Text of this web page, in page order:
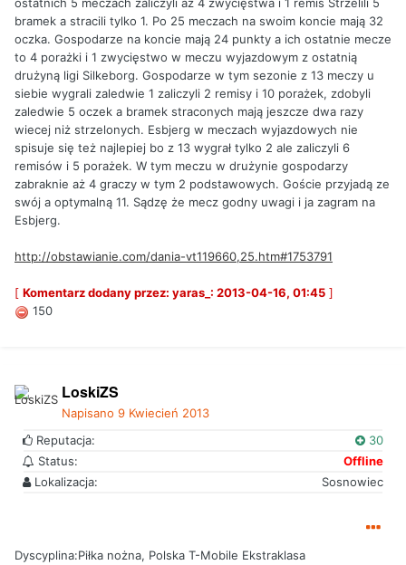
ostatnich 5 meczach zaliczyli aż 4 zwycięstwa i 1 remis Strzelili 5
bramek a stracili tylko 1. Po 25 meczach na swoim koncie mają 32
oczka. Gospodarze na koncie mają 24 punkty a ich ostatnie mecze
to 4 porażki i 1 zwycięstwo w meczu wyjazdowym z ostatnią
drużyną ligi Silkeborg. Gospodarze w tym sezonie z 13 meczy u
siebie wygrali zaledwie 1 zaliczyli 2 remisy i 10 porażek, zdobyli
zaledwie 5 oczek a bramek straconych mają jeszcze dwa razy
wiecej niż strzelonych. Esbjerg w meczach wyjazdowych nie
spisuje się też najlepiej bo z 13 wygrał tylko 2 ale zaliczyli 6
remisów i 5 porażek. W tym meczu w drużynie gospodarzy
zabraknie aż 4 graczy w tym 2 podstawowych. Goście przyjadą ze
swój a optymalną 11. Sądzę że mecz godny uwagi i ja zagram na
Esbjerg.
http://obstawianie.com/dania-vt119660,25.htm#1753791
[ Komentarz dodany przez: yaras_: 2013-04-16, 01:45 ]
150
LoskiZS
Napisano 9 Kwiecień 2013
Reputacja:
30
Status:
Offline
Lokalizacja:
Sosnowiec
Dyscyplina:Piłka nożna, Polska T-Mobile Ekstraklasa